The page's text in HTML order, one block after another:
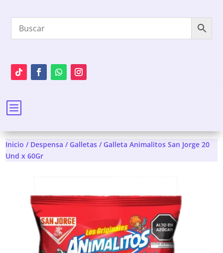
b
Inicio / Despensa / Galletas / Galleta Animalitos San Jorge 20
Und x 60Gr